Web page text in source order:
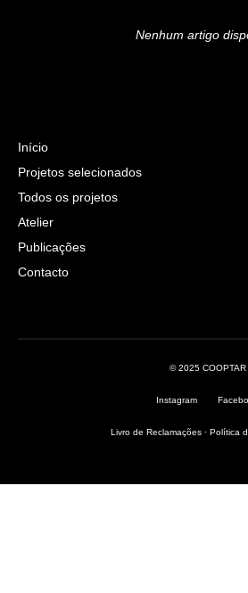
Nenhum artigo
Início
Projetos selecionados
Todos os projetos
Atelier
Publicações
Contacto
© 2025 COOPTAR
Instagram
Livro de Reclamações · Política